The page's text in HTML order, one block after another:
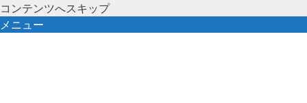
コンテンツへスキップ
メニュー